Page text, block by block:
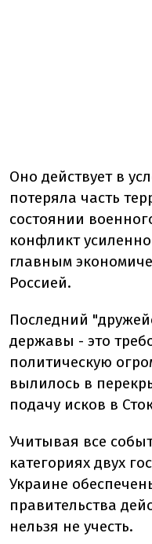
Оно действует в
потеряла часть
состоянии
конфликт
главным
Россией.
Последний
державы - это
политическую
вылилось в
подачу исков в
Учитывая все
категориях двух
Украине
правительства
нельзя не учесть.